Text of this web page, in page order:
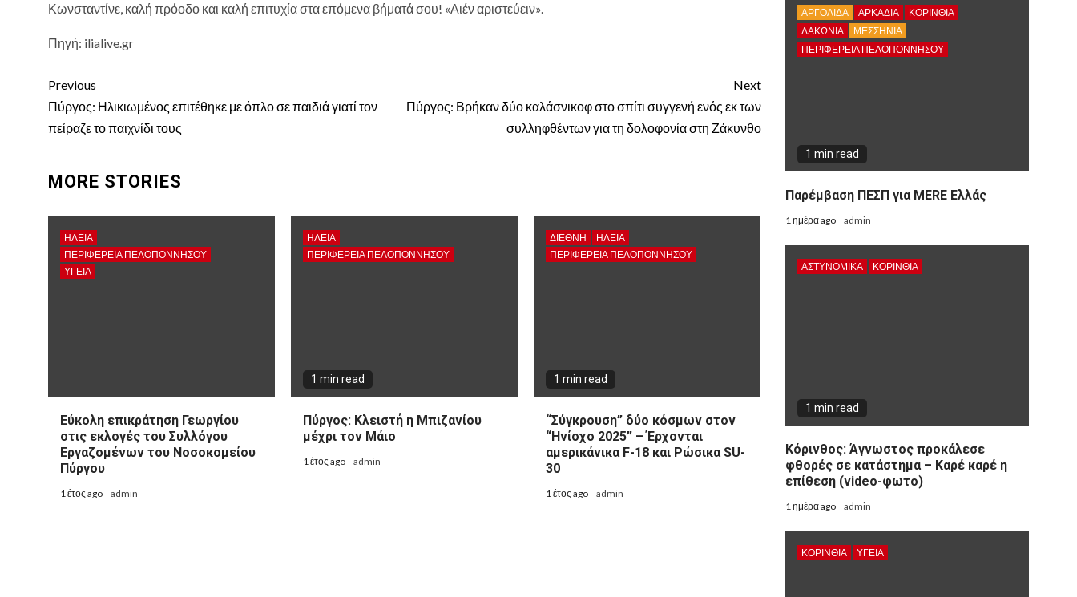
Κωνσταντίνε, καλή πρόοδο και καλή επιτυχία στα επόμενα βήματά σου! «Αιέν αριστεύειν».
Πηγή: ilialive.gr
Continue
Reading
Previous
Πύργος: Ηλικιωμένος επιτέθηκε με όπλο σε παιδιά γιατί τον
πείραζε το παιχνίδι τους
Next
Πύργος: Βρήκαν δύο καλάσνικοφ στο σπίτι συγγενή ενός εκ των
συλληφθέντων για τη δολοφονία στη Ζάκυνθο
MORE STORIES
ΗΛΕΙΑ
ΠΕΡΙΦΈΡΕΙΑ ΠΕΛΟΠΟΝΝΉΣΟΥ
ΥΓΕΙΑ
Εύκολη επικράτηση Γεωργίου
στις εκλογές του Συλλόγου
Εργαζομένων του Νοσοκομείου
Πύργου
1 έτος ago admin
ΗΛΕΙΑ
ΠΕΡΙΦΈΡΕΙΑ ΠΕΛΟΠΟΝΝΉΣΟΥ
1 min read
Πύργος: Κλειστή η Μπιζανίου
μέχρι τον Μάιο
1 έτος ago admin
ΔΙΕΘΝΉ
ΗΛΕΙΑ
ΠΕΡΙΦΈΡΕΙΑ ΠΕΛΟΠΟΝΝΉΣΟΥ
1 min read
“Σύγκρουση” δύο κόσμων στον
“Ηνίοχο 2025” – Έρχονται
αμερικάνικα F-18 και Ρώσικα SU-
30
1 έτος ago admin
ΑΡΓΟΛΙΔΑ ΑΡΚΑΔΊΑ
ΚΟΡΙΝΘΊΑ
ΛΑΚΩΝΙΑ
ΜΕΣΣΗΝΙΑ
ΠΕΡΙΦΈΡΕΙΑ ΠΕΛΟΠΟΝΝΉΣΟΥ
1 min read
Παρέμβαση ΠΕΣΠ για MERE Ελλάς
1 ημέρα ago admin
ΑΣΤΥΝΟΜΙΚΑ ΚΟΡΙΝΘΊΑ
1 min read
Κόρινθος: Άγνωστος προκάλεσε
φθορές σε κατάστημα – Καρέ καρέ η
επίθεση (video-φωτο)
1 ημέρα ago admin
ΚΟΡΙΝΘΊΑ ΥΓΕΙΑ